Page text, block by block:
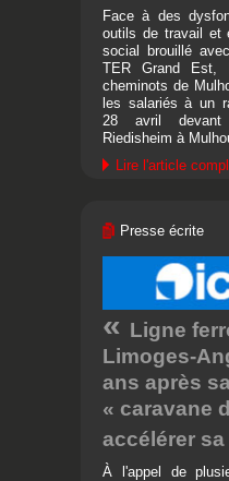
Face à des
outils de travail et
social brouillé
TER Grand Est,
cheminots de
les salariés à un
28 avril devant
Riedisheim à
Lire l'article
Presse écrite
Ligne
Limoges-
ans après
« caravane
accélérer
À l'appel de